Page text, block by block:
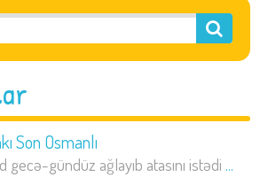
Son Osmanlı
gündüz ağlayıb atasını istədi ...